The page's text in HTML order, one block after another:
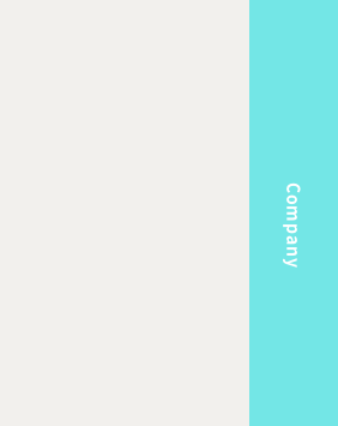
Company